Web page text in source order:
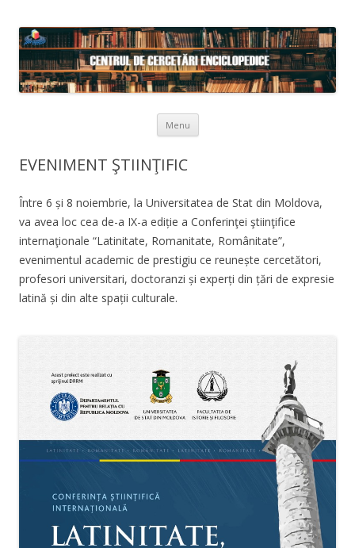
Menu Skip to content
EVENIMENT ŞTIINŢIFIC
Între 6 și 8 noiembrie, la Universitatea de Stat din Moldova,
va avea loc cea de-a IX-a ediție a Conferinţei ştiinţifice
internaţionale “Latinitate, Romanitate, Românitate”,
evenimentul academic de prestigiu ce reunește cercetători,
profesori universitari, doctoranzi și experți din țări de expresie
latină și din alte spații culturale.